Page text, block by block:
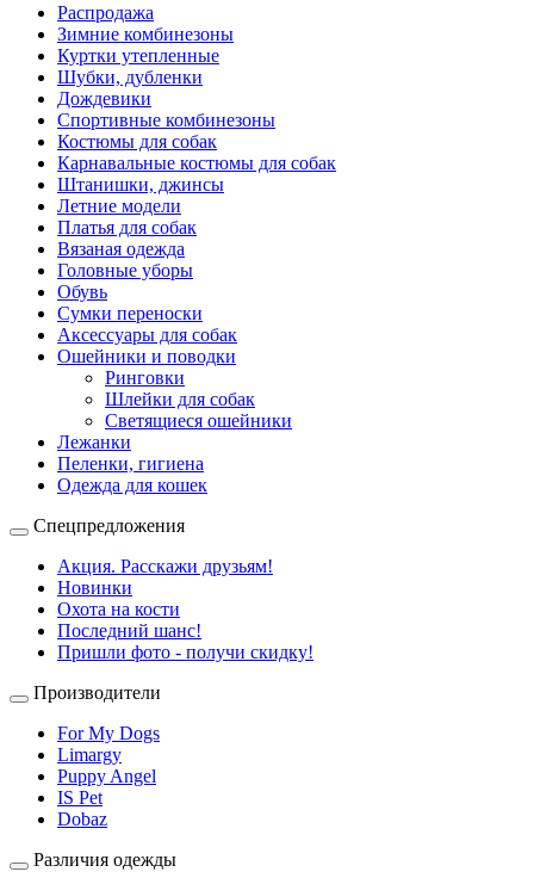
Распродажа
Зимние комбинезоны
Куртки утепленные
Шубки, дубленки
Дождевики
Спортивные комбинезоны
Костюмы для собак
Карнавальные костюмы для собак
Штанишки, джинсы
Летние модели
Платья для собак
Вязаная одежда
Головные уборы
Обувь
Сумки переноски
Аксессуары для собак
Ошейники и поводки
Ринговки
Шлейки для собак
Светящиеся ошейники
Лежанки
Пеленки, гигиена
Одежда для кошек
Спецпредложения
Акция. Расскажи друзьям!
Новинки
Охота на кости
Последний шанс!
Пришли фото - получи скидку!
Производители
For My Dogs
Limargy
Puppy Angel
IS Pet
Dobaz
Различия одежды